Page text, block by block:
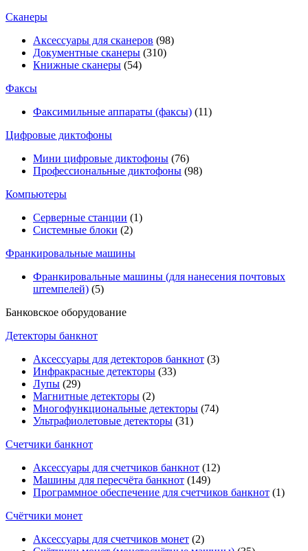
Сканеры
Аксессуары для сканеров (98)
Документные сканеры (310)
Книжные сканеры (54)
Факсы
Факсимильные аппараты (факсы) (11)
Цифровые диктофоны
Мини цифровые диктофоны (76)
Профессиональные диктофоны (98)
Компьютеры
Серверные станции (1)
Системные блоки (2)
Франкировальные машины
Франкировальные машины (для нанесения почтовых
штемпелей) (5)
Банковское оборудование
Детекторы банкнот
Аксессуары для детекторов банкнот (3)
Инфракрасные детекторы (33)
Лупы (29)
Магнитные детекторы (2)
Многофункциональные детекторы (74)
Ультрафиолетовые детекторы (31)
Счетчики банкнот
Аксессуары для счетчиков банкнот (12)
Машины для пересчёта банкнот (149)
Программное обеспечение для счетчиков банкнот (1)
Счётчики монет
Аксессуары для счетчиков монет (2)